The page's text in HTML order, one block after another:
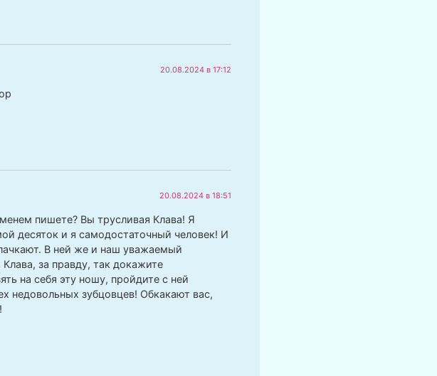
20.08.2024 в 17:12
20.08.2024 в 18:51
пишете? Вы трусливая Клава! Я
десяток и я самодостаточный человек! И
В ней же и наш уважаемый
за правду, так докажите
на себя эту ношу, пройдите с ней
недовольных зубцовцев! Обкакают вас,